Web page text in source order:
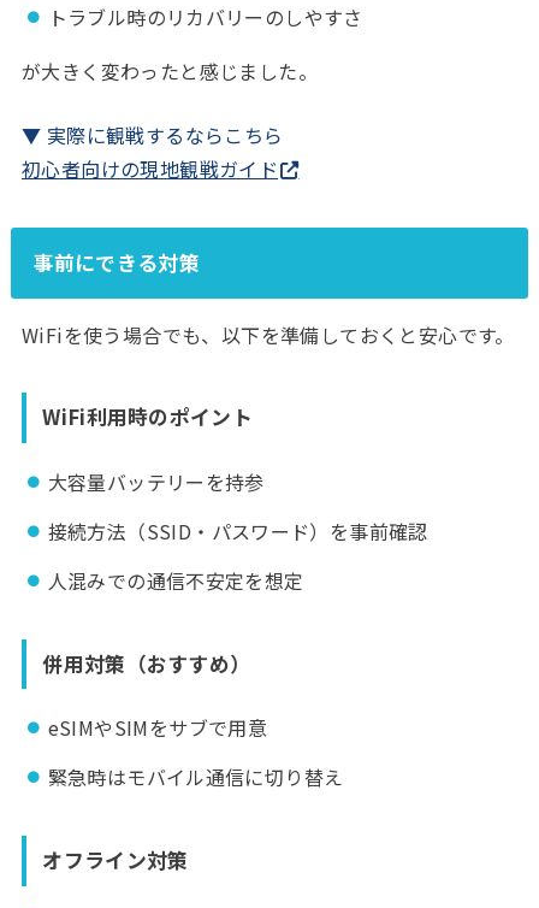
トラブル時のリカバリーのしやすさ
が大きく変わったと感じました。
▼ 実際に観戦するならこちら
初心者向けの現地観戦ガイド
事前にできる対策
WiFiを使う場合でも、以下を準備しておくと安心です。
WiFi利用時のポイント
大容量バッテリーを持参
接続方法（SSID・パスワード）を事前確認
人混みでの通信不安定を想定
併用対策（おすすめ）
eSIMやSIMをサブで用意
緊急時はモバイル通信に切り替え
オフライン対策